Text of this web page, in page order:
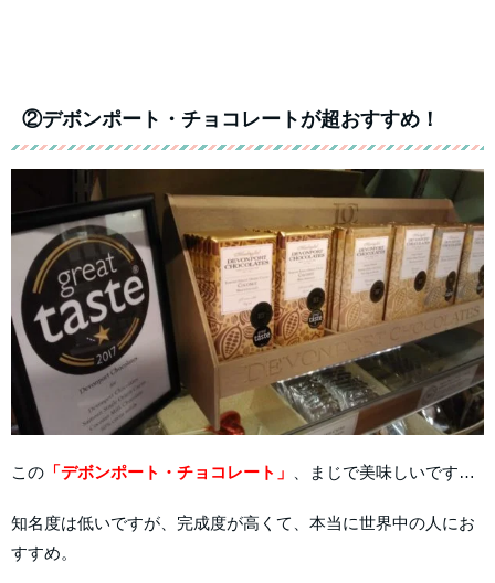
②デボンポート・チョコレートが超おすすめ！
この 「デボンポート・チョコレート」 、まじで美味しいです…
知名度は低いですが、完成度が高くて、本当に世界中の人にお
すすめ。